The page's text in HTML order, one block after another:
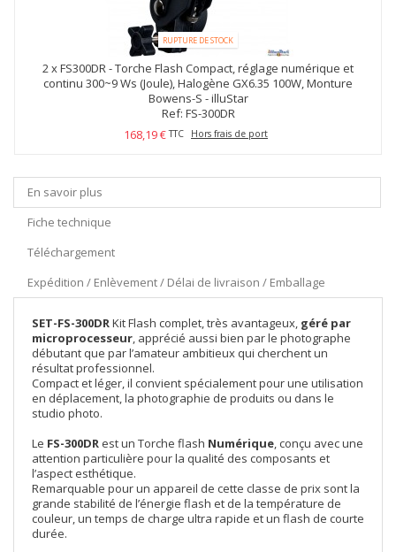
RUPTURE DE STOCK
2 xFS300DR - Torche Flash Compact, réglage numérique et
continu 300~9 Ws (Joule), Halogène GX6.35 100W, Monture
Bowens-S - illuStar
Ref: FS-300DR
168,19 €TTC Hors frais de port
En savoir plus
Fiche technique
Téléchargement
Expédition / Enlèvement / Délai de livraison / Emballage
SET-FS-300DRKit Flash complet, très avantageux, géré par
microprocesseur, apprécié aussi bien par le photographe
débutant que par l’amateur ambitieux qui cherchent un
résultat professionnel.
Compact et léger, il convient spécialement pour une utilisation
en déplacement, la photographie de produits ou dans le
studio photo.
Le FS-300DR est un Torche flash Numérique, conçu avec une
attention particulière pour la qualité des composants et
l’aspect esthétique.
Remarquable pour un appareil de cette classe de prix sont la
grande stabilité de l’énergie flash et de la température de
couleur, un temps de charge ultra rapide et un flash de courte
durée.